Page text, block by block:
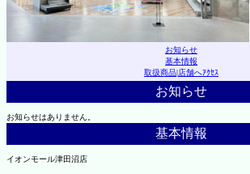
お知らせ
基本情報
取扱商品|店舗へｱｸｾｽ
お知らせ
お知らせはありません。
基本情報
イオンモール津田沼店